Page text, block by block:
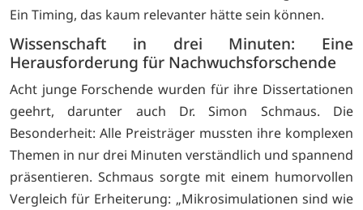
Ein Timing, das kaum relevanter hätte sein können.
Wissenschaft in drei Minuten: Eine
Herausforderung für Nachwuchsforschende
Acht junge Forschende wurden für ihre Dissertationen
geehrt, darunter auch Dr. Simon Schmaus. Die
Besonderheit: Alle Preisträger mussten ihre komplexen
Themen in nur drei Minuten verständlich und spannend
präsentieren. Schmaus sorgte mit einem humorvollen
Vergleich für Erheiterung: „Mikrosimulationen sind wie